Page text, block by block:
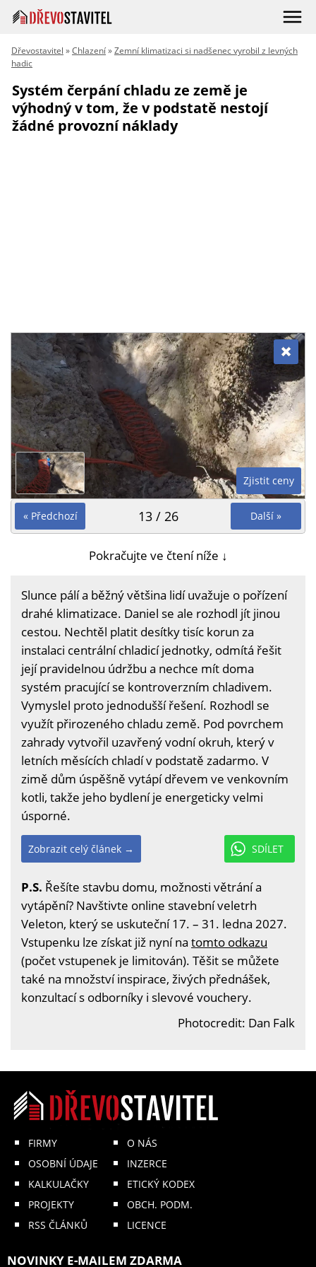
Dřevostavitel »Chlazení»Zemní klimatizaci si nadšenec vyrobil z levných
hadic
Systém čerpání chladu ze země je
výhodný v tom, že v podstatě nestojí
žádné provozní náklady
Zjistit ceny
« Předchozí Další »
13 / 26
Pokračujte ve čtení níže ↓
Slunce pálí a běžný většina lidí uvažuje o pořízení
drahé klimatizace. Daniel se ale rozhodl jít jinou
cestou. Nechtěl platit desítky tisíc korun za
instalaci centrální chladicí jednotky, odmítá řešit
její pravidelnou údržbu a nechce mít doma
systém pracující se kontroverzním chladivem.
Vymyslel proto jednodušší řešení. Rozhodl se
využít přirozeného chladu země. Pod povrchem
zahrady vytvořil uzavřený vodní okruh, který v
letních měsících chladí v podstatě zadarmo. V
zimě dům úspěšně vytápí dřevem ve venkovním
kotli, takže jeho bydlení je energeticky velmi
úsporné.
SDÍLET
Zobrazit celý článek →
P.S. Řešíte stavbu domu, možnosti větrání a
vytápění? Navštivte online stavební veletrh
Veleton, který se uskuteční 17. – 31. ledna 2027.
Vstupenku lze získat již nyní na tomto odkazu
(počet vstupenek je limitován). Těšit se můžete
také na množství inspirace, živých přednášek,
konzultací s odborníky i slevové vouchery.
Photocredit: Dan Falk
FIRMY
OSOBNÍ ÚDAJE
KALKULAČKY
PROJEKTY
RSS ČLÁNKŮ
O NÁS
INZERCE
ETICKÝ KODEX
OBCH. PODM.
LICENCE
NOVINKY E-MAILEM ZDARMA